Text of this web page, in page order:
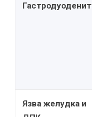
Гастродуоденит
Язва желудка и